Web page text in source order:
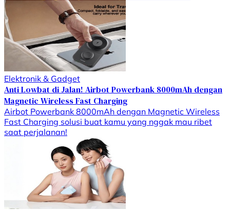
Elektronik & Gadget
Anti Lowbat di Jalan! Airbot Powerbank 8000mAh dengan
Magnetic Wireless Fast Charging
Airbot Powerbank 8000mAh dengan Magnetic Wireless
Fast Charging solusi buat kamu yang nggak mau ribet
saat perjalanan!